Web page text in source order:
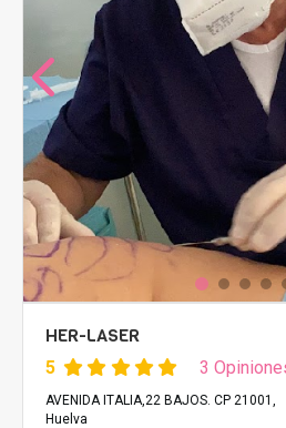
HER-LASER
5 3
AVENIDA ITALIA,22 BAJOS. CP 21001,
Huelva